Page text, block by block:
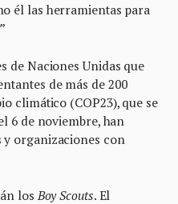
él las herramientas para
de Naciones Unidas que
de más de 200
climático (COP23), que se
6 de noviembre, han
y organizaciones con
los Boy Scouts. El